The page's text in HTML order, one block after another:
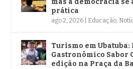
mas a democracia
prática
ago 2, 2026 Educação,
Turismo em Ubatuba:
Gastronômico Sabor
edição na Praça da